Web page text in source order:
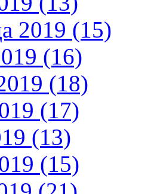
2019 (15)
(16)
(18)
(17)
(13)
(15)